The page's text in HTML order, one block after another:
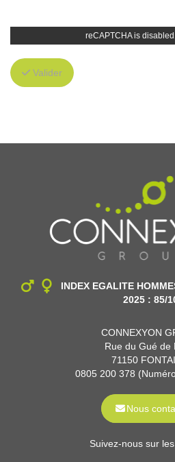
reCAPTCHA is
Valider
INDEX EGALITE
2025 : 85/
CONNEXYON
Rue du Gué de
71150
0805 200 378
Nous
Suivez-nous sur